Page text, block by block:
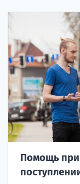
Помощь при